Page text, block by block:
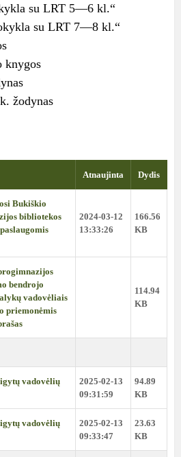
su LRT 5—6 kl.“
su LRT 7—8 kl.“
knygos
žodynas
Atnaujinta Dydis
Bukiškio
bibliotekos
2024-03-12
13:33:26
166.56
KB
bendrojo
vadovėliais
priemonėmis
114.94
KB
vadovėlių
2025-02-13
09:31:59
94.89
KB
vadovėlių
2025-02-13
09:33:47
23.63
KB